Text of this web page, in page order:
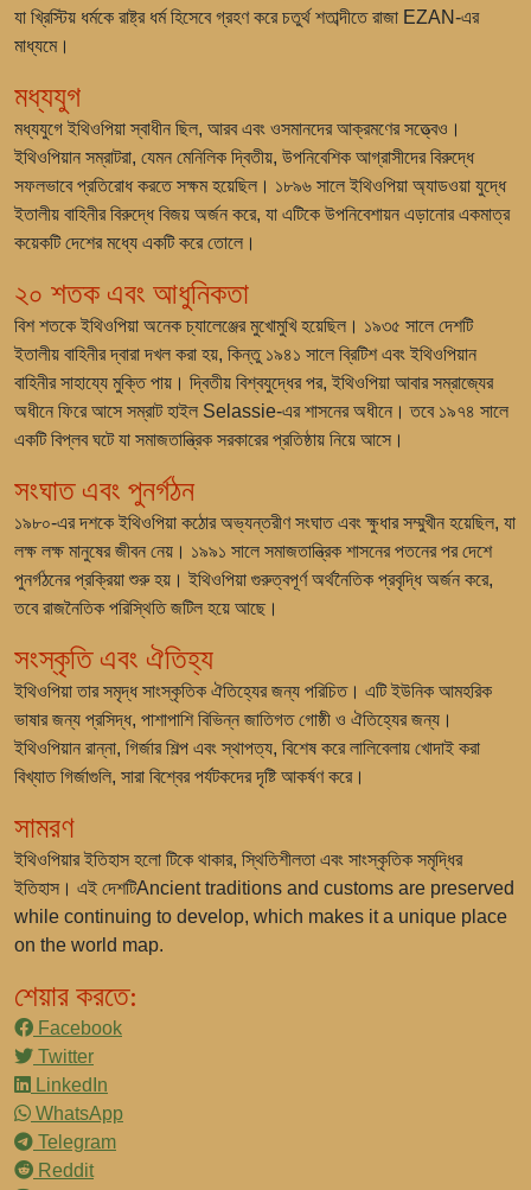
যা খ্রিস্টিয় ধর্মকে রাষ্ট্র ধর্ম হিসেবে গ্রহণ করে চতুর্থ শতাব্দীতে রাজা EZAN-এর
মাধ্যমে।
মধ্যযুগ
মধ্যযুগে ইথিওপিয়া স্বাধীন ছিল, আরব এবং ওসমানদের আক্রমণের সত্ত্বেও।
ইথিওপিয়ান সম্রাটরা, যেমন মেনিলিক দ্বিতীয়, উপনিবেশিক আগ্রাসীদের বিরুদ্ধে
সফলভাবে প্রতিরোধ করতে সক্ষম হয়েছিল। ১৮৯৬ সালে ইথিওপিয়া অ্যাডওয়া যুদ্ধে
ইতালীয় বাহিনীর বিরুদ্ধে বিজয় অর্জন করে, যা এটিকে উপনিবেশায়ন এড়ানোর একমাত্র
কয়েকটি দেশের মধ্যে একটি করে তোলে।
২০ শতক এবং আধুনিকতা
বিশ শতকে ইথিওপিয়া অনেক চ্যালেঞ্জের মুখোমুখি হয়েছিল। ১৯৩৫ সালে দেশটি
ইতালীয় বাহিনীর দ্বারা দখল করা হয়, কিন্তু ১৯৪১ সালে ব্রিটিশ এবং ইথিওপিয়ান
বাহিনীর সাহায্যে মুক্তি পায়। দ্বিতীয় বিশ্বযুদ্ধের পর, ইথিওপিয়া আবার সম্রাজ্যের
অধীনে ফিরে আসে সম্রাট হাইল Selassie-এর শাসনের অধীনে। তবে ১৯৭৪ সালে
একটি বিপ্লব ঘটে যা সমাজতান্ত্রিক সরকারের প্রতিষ্ঠায় নিয়ে আসে।
সংঘাত এবং পুনর্গঠন
১৯৮০-এর দশকে ইথিওপিয়া কঠোর অভ্যন্তরীণ সংঘাত এবং ক্ষুধার সম্মুখীন হয়েছিল, যা
লক্ষ লক্ষ মানুষের জীবন নেয়। ১৯৯১ সালে সমাজতান্ত্রিক শাসনের পতনের পর দেশে
পুনর্গঠনের প্রক্রিয়া শুরু হয়। ইথিওপিয়া গুরুত্বপূর্ণ অর্থনৈতিক প্রবৃদ্ধি অর্জন করে,
তবে রাজনৈতিক পরিস্থিতি জটিল হয়ে আছে।
সংস্কৃতি এবং ঐতিহ্য
ইথিওপিয়া তার সমৃদ্ধ সাংস্কৃতিক ঐতিহ্যের জন্য পরিচিত। এটি ইউনিক আমহরিক
ভাষার জন্য প্রসিদ্ধ, পাশাপাশি বিভিন্ন জাতিগত গোষ্ঠী ও ঐতিহ্যের জন্য।
ইথিওপিয়ান রান্না, গির্জার শিল্প এবং স্থাপত্য, বিশেষ করে লালিবেলায় খোদাই করা
বিখ্যাত গির্জাগুলি, সারা বিশ্বের পর্যটকদের দৃষ্টি আকর্ষণ করে।
সামরণ
ইথিওপিয়ার ইতিহাস হলো টিকে থাকার, স্থিতিশীলতা এবং সাংস্কৃতিক সমৃদ্ধির
ইতিহাস। এই দেশটিAncient traditions and customs are preserved
while continuing to develop, which makes it a unique place
on the world map.
শেয়ার করতে:
Facebook
Twitter
LinkedIn
WhatsApp
Telegram
Reddit